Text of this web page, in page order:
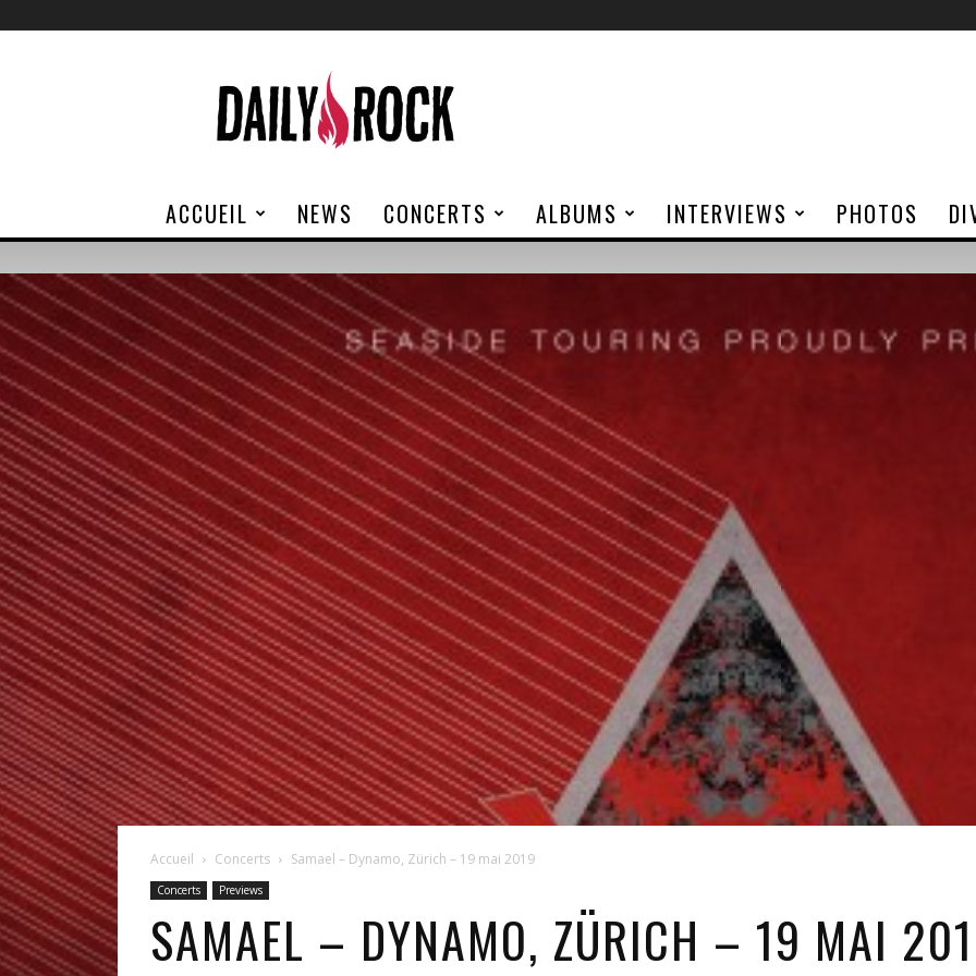
Rock
ACCUEIL NEWS CONCERTS ALBUMS INTERVIEWS PHOTOS
Accueil Concerts Samael – Dynamo, Zürich – 19 mai 2019
Concerts Previews
SAMAEL – DYNAMO, ZÜRICH – 19 MAI